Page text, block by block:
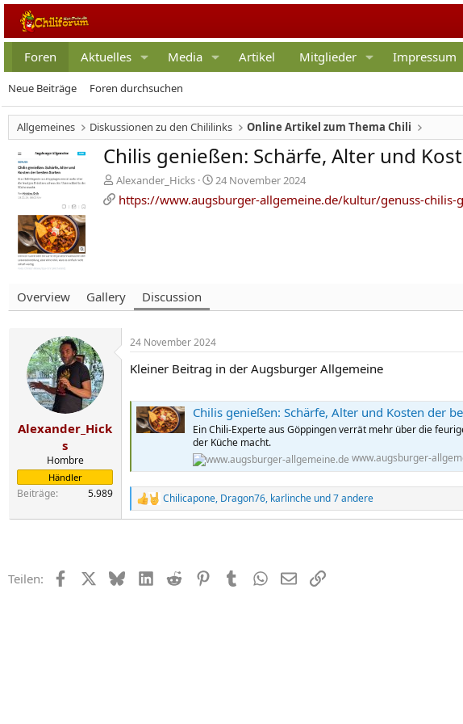
Foren Aktuelles Media Artikel Mitglieder Impressum
Neue Beiträge Foren durchsuchen
Allgemeines Diskussionen zu den Chililinks Online Artikel zum Thema Chili
Chilis genießen: Schärfe, Alter und
E
r
s
r
Alexander_Hicks
E
r
s
m
24 November 2024
https://www.augsburger-allgemeine.de/kultur/genuss-chilis-
Overview Gallery Discussion
Alexander_Hick
s
Hombre
Händler
Beiträge 5.989
24 November 2024
Kleiner Beitrag in der Augsburger Allgemeine
Chilis genießen: Schärfe, Alter und Kosten der
Ein Chili-Experte aus Göppingen verrät mehr über die
der Küche macht.
www.augsburger-
R
e
Chilicapone, Dragon76, karlinche und 7 andere
Teilen: Facebook BlueskyLinkedIn
Reddit PinterestTumblrWhatsApp
E-MailLink